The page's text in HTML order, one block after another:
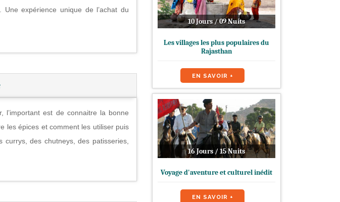
expérience unique de l’achat du
l’important est de connaitre la bonne
les épices et comment les utiliser puis
des chutneys, des patisseries,
10 Jours / 09 Nuits
Les villages les plus populaires du
Rajasthan
EN SAVOIR +
16 Jours / 15 Nuits
Voyage d'aventure et culturel inédit
EN SAVOIR +